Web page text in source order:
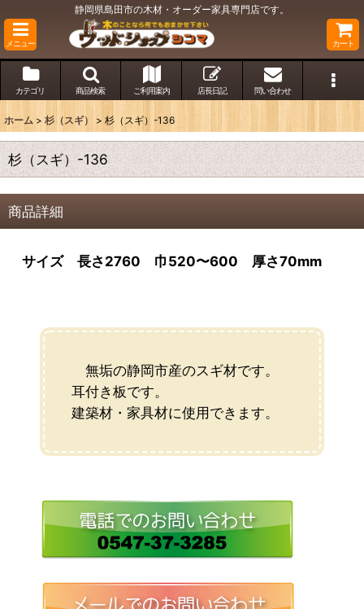
静岡県島田市の木材・オーダー家具専門店です。
メニュー カート
カテゴリ 商品検索 ご利用案内 店長日記 問い合わせ
ホーム > 杉（スギ） > 杉（スギ）-136
杉（スギ）-136
商品詳細
サイズ 長さ2760 巾520〜600 厚さ70mm
無垢の静岡市産のスギ材です。
耳付き板です。
建築材・家具材に使用できます。